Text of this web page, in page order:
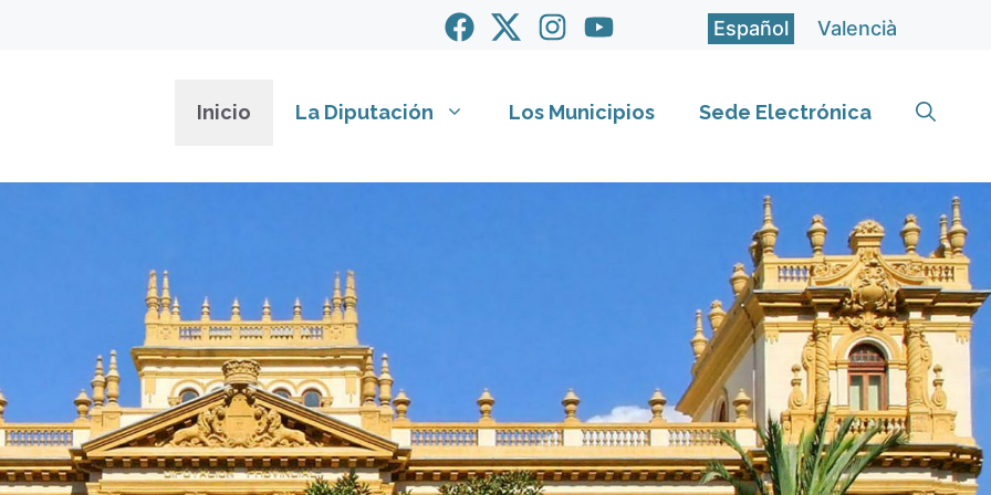
Español Valencià
Inicio La Diputación Los Municipios Sede Electrónica